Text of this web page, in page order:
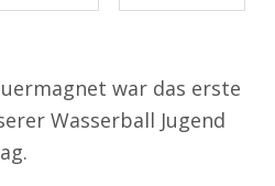
war das erste
Wasserball Jugend